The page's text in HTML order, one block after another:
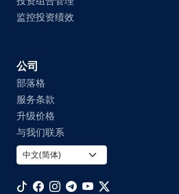
监控投资绩效
公司
部落格
服务条款
升级价格
与我们联系